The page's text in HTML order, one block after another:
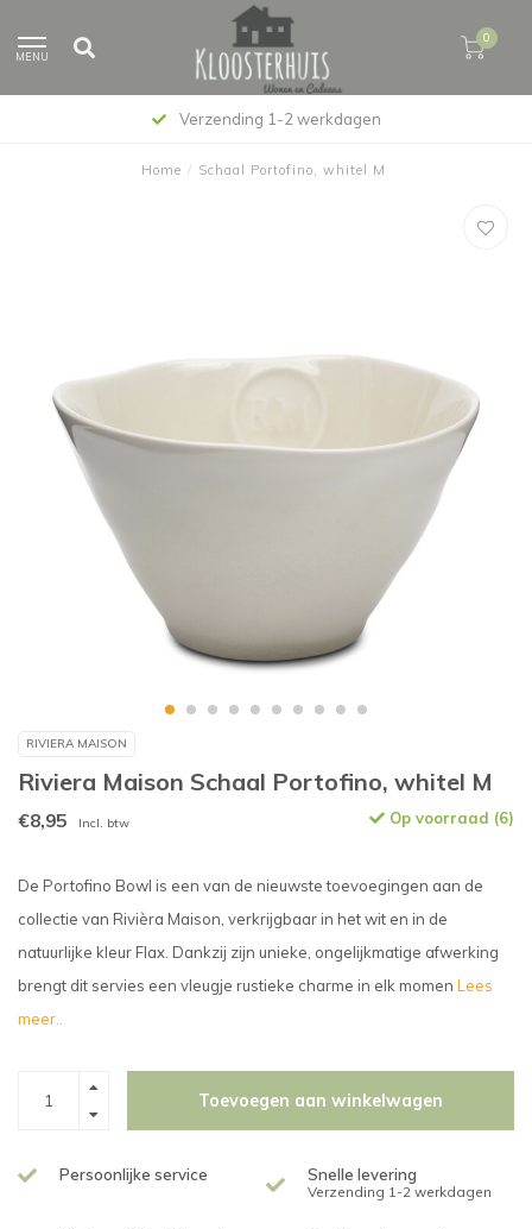
MENU
0
Verzending 1-2 werkdagen
Home / Schaal Portofino, whitel M
RIVIERA MAISON
Riviera Maison Schaal Portofino, whitel M
€8,95 Incl. btw Op voorraad (6)
De Portofino Bowl is een van de nieuwste toevoegingen aan de
collectie van Rivièra Maison, verkrijgbaar in het wit en in de
natuurlijke kleur Flax. Dankzij zijn unieke, ongelijkmatige afwerking
brengt dit servies een vleugje rustieke charme in elk momen Lees
meer..
Toevoegen aan winkelwagen
Persoonlijke service Snelle levering
Verzending 1-2 werkdagen